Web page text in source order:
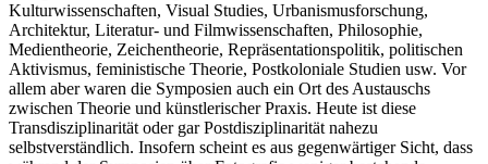
Kulturwissenschaften, Visual Studies, Urbanismusforschung,
Architektur, Literatur- und Filmwissenschaften, Philosophie,
Medientheorie, Zeichentheorie, Repräsentationspolitik, politischen
Aktivismus, feministische Theorie, Postkoloniale Studien usw. Vor
allem aber waren die Symposien auch ein Ort des Austauschs
zwischen Theorie und künstlerischer Praxis. Heute ist diese
Transdisziplinarität oder gar Postdisziplinarität nahezu
selbstverständlich. Insofern scheint es aus gegenwärtiger Sicht, dass